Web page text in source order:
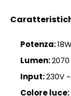
Potenza:
Lumen:2070
Input:230V
Colore luce: